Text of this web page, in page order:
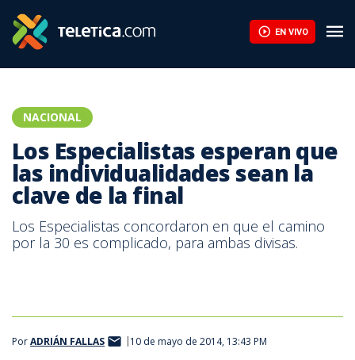
EN VIVO
NACIONAL
Los Especialistas esperan que
las individualidades sean la
clave de la final
Los Especialistas concordaron en que el camino
por la 30 es complicado, para ambas divisas.
PorADRIÁN FALLAS 10 de mayo de 2014, 13:43 PM